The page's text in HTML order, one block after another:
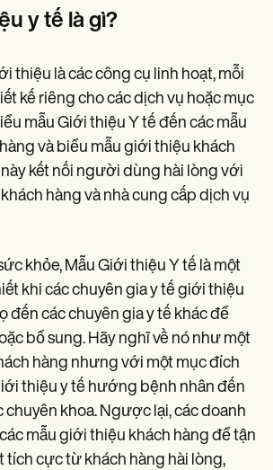
y tế là gì?
thiệu là các công cụ linh hoạt, mỗi
kế riêng cho các dịch vụ hoặc mục
mẫu Giới thiệu Y tế đến các mẫu
và biểu mẫu giới thiệu khách
này kết nối người dùng hài lòng với
hàng và nhà cung cấp dịch vụ
khỏe, Mẫu Giới thiệu Y tế là một
khi các chuyên gia y tế giới thiệu
đến các chuyên gia y tế khác để
bổ sung. Hãy nghĩ về nó như một
hàng nhưng với một mục đích
thiệu y tế hướng bệnh nhân đến
chuyên khoa. Ngược lại, các doanh
mẫu giới thiệu khách hàng để tận
tích cực từ khách hàng hài lòng,